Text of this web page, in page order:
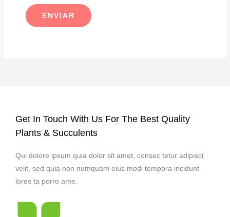
Get In Touch With Us For The Best Quality
Plants & Succulents
Qui dolore ipsum quia dolor sit amet, consec tetur adipisci
velit, sed quia non numquam eius modi tempora incidunt
lores ta porro ame.